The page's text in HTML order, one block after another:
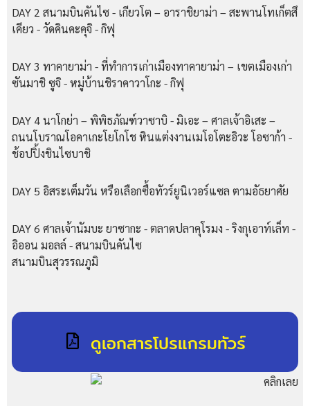
DAY 2 สนามบินคันไซ - เกียวโต – อาราชิยาม่า – สะพานโทเก็ตสึ
เคียว - วัดคินคะคุจิ - กิฟุ
DAY 3 ทาคายาม่า - ที่ทำการเก่าเมืองทาคายาม่า – เขตเมืองเก่า
ซันมาชิ ซูจิ - หมู่บ้านชิราคาวาโกะ - กิฟุ
DAY 4 นาโกย่า – พิพิธภัณฑ์วาซาบิ - มิเอะ – ศาลเจ้าอิเสะ –
ถนนโบราณโอคาเกะโยโกโช หินแต่งงานเมโอโตะอิวะ โอซาก้า -
ช้อปปิ้งชินไซบาชิ
DAY 5 อิสระเต็มวัน หรือเลือกซื้อทัวร์ยูนิเวอร์แซล ตามอัธยาศัย
DAY 6 ศาลเจ้านัมบะ ยาซากะ - ตลาดปลาคุโรมง - ริงกุเอาท์เล็ท -
อิออน มอลล์ - สนามบินคันไซ
สนามบินสุวรรณภูมิ
ดูเอกสารโปรแกรมทัวร์